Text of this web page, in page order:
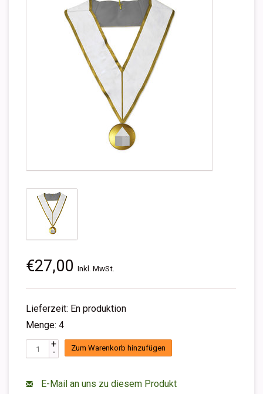
€27,00 Inkl. MwSt.
Lieferzeit: En produktion
Menge: 4
+
- Zum Warenkorb hinzufügen
E-Mail an uns zu diesem Produkt